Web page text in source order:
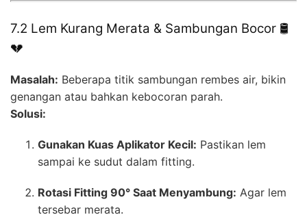
7.2 Lem Kurang Merata & Sambungan Bocor 🛢️
💔
Masalah: Beberapa titik sambungan rembes air, bikin
genangan atau bahkan kebocoran parah.
Solusi:
Gunakan Kuas Aplikator Kecil: Pastikan lem
sampai ke sudut dalam fitting.
Rotasi Fitting 90° Saat Menyambung: Agar lem
tersebar merata.